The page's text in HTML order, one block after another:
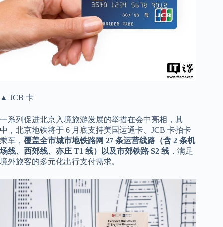
▲ JCB 卡
一系列促进北京入境旅游发展的举措在会中亮相，其
中，北京地铁将于 6 月底支持美国运通卡、JCB 卡拍卡
乘车， 覆盖全市城市地铁路网 27 条运营线路（含 2 条机
场线、西郊线、亦庄 T1 线）以及市郊铁路 S2 线 ，满足
境外旅客的多元化出行支付需求。